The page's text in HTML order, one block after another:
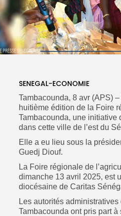
SENEGAL-ECONOMIE
Tambacounda, 8 avr (APS)
huitième édition de la Foire
Tambacounda, une initiative
dans cette ville de l’est du
Elle a eu lieu sous la
Guedj Diouf.
La Foire régionale de
dimanche 13 avril 2025, est
diocésaine de Caritas
Les autorités
Tambacounda ont pris part